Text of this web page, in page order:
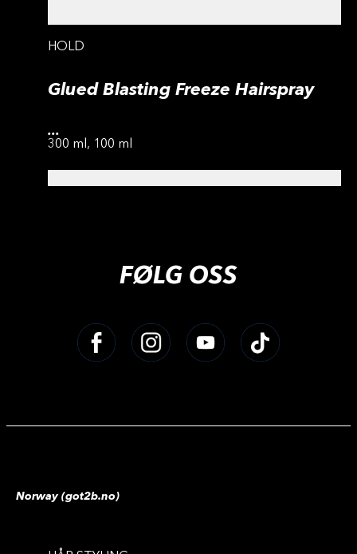
HOLD
Glued Blasting Freeze Hairspray
...
300 ml, 100 ml
FØLG OSS
Norway (got2b.no)